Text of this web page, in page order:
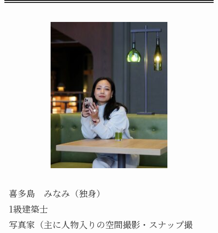
喜多島 みなみ（独身）
1級建築士
写真家（主に人物入りの空間撮影・スナップ撮